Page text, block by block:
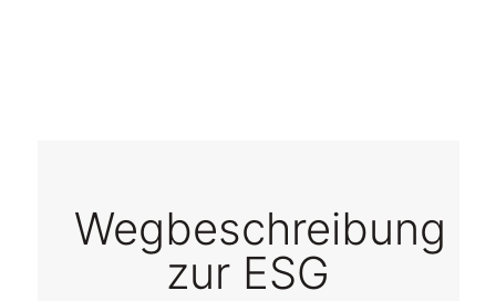
Wegbeschreibung
zur ESG